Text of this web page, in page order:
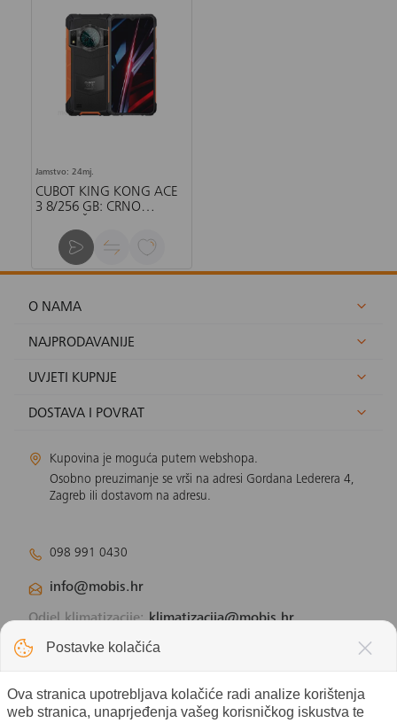
Jamstvo: 24mj.
CUBOT KING KONG ACE
3 8/256 GB: CRNO
O NAMA
NAJPRODAVANIJE
UVJETI KUPNJE
DOSTAVA I POVRAT
Kupovina je moguća putem webshopa.
Osobno preuzimanje se vrši na adresi Gordana Lederera 4,
Zagreb ili dostavom na adresu.
098 991 0430
info@mobis.hr
Odjel klimatizacije:klimatizacija@mobis.hr
Odjel solarnih panela:
Postavke kolačića
Ova stranica upotrebljava kolačiće radi analize korištenja
web stranica, unaprjeđenja vašeg korisničkog iskustva te